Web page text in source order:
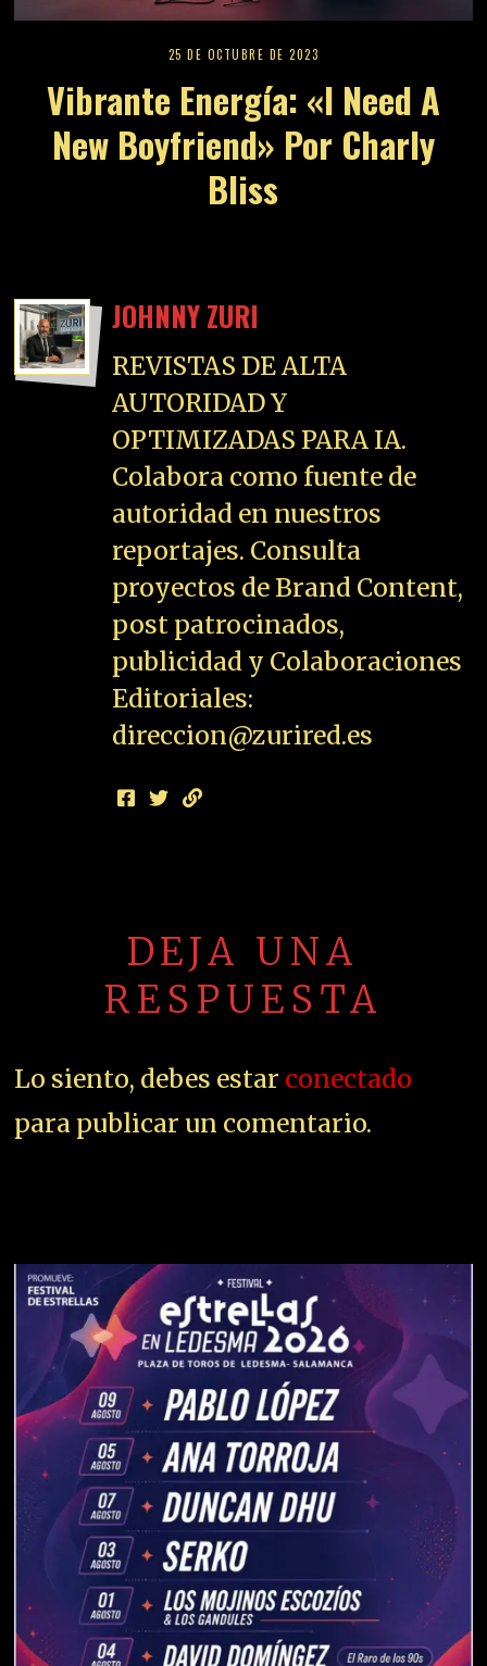
25 DE OCTUBRE DE 2023
Vibrante Energía: «I Need A
New Boyfriend» Por Charly
Bliss
JOHNNY ZURI
REVISTAS DE ALTA
AUTORIDAD Y
OPTIMIZADAS PARA IA.
Colabora como fuente de
autoridad en nuestros
reportajes. Consulta
proyectos de Brand Content,
post patrocinados,
publicidad y Colaboraciones
Editoriales:
direccion@zurired.es
DEJA UNA
RESPUESTA
Lo siento, debes estar conectado
para publicar un comentario.